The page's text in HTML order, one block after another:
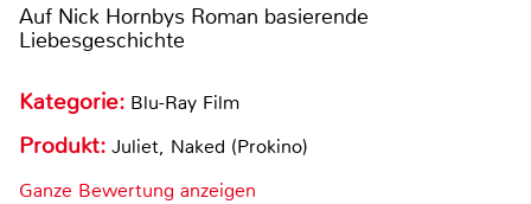
Auf Nick Hornbys Roman basierende
Liebesgeschichte
Kategorie: Blu-Ray Film
Produkt: Juliet, Naked (Prokino)
Ganze Bewertung anzeigen